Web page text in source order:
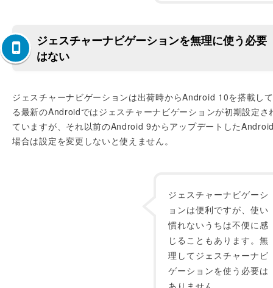
ジェスチャーナビゲーションを無理に使う必要
はない
ジェスチャーナビゲーションは出荷時からAndroid 10を搭載し
る最新のAndroidではジェスチャーナビゲーションが初期設定さ
ていますが、それ以前のAndroid 9からアップデートした
場合は設定を変更しないと使えません。
ジェスチャーナビゲーシ
ョンは便利ですが、使い
慣れないうちは不便に感
じることもあります。無
理してジェスチャーナビ
ゲーションを使う必要は
ありません。